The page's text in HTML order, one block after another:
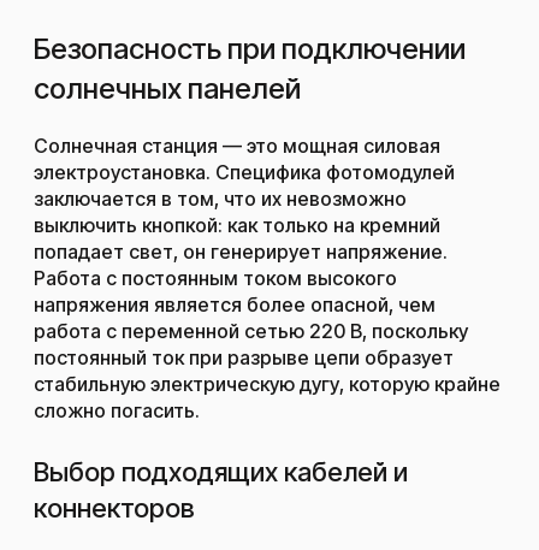
Безопасность при подключении
солнечных панелей
Солнечная станция — это мощная силовая
электроустановка. Специфика фотомодулей
заключается в том, что их невозможно
выключить кнопкой: как только на кремний
попадает свет, он генерирует напряжение.
Работа с постоянным током высокого
напряжения является более опасной, чем
работа с переменной сетью 220 В, поскольку
постоянный ток при разрыве цепи образует
стабильную электрическую дугу, которую крайне
сложно погасить.
Выбор подходящих кабелей и
коннекторов